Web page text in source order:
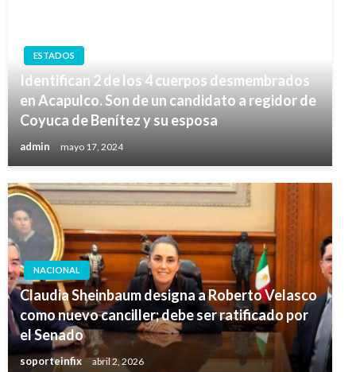
ESTADOS
Identifican 2 de los 4 cuerpos desmembrados
en Acapulco. Son de un candidato a regidor de
Coyuca de Benítez y su esposa
admin mayo 17, 2024
NACIONAL
Claudia Sheinbaum designa a Roberto Velasco
como nuevo canciller; debe ser ratificado por
el Senado
soporteinfix abril 2, 2026